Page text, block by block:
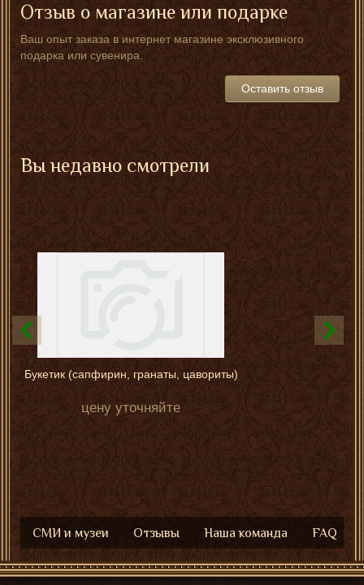
Отзыв о магазине или подарке
Ваш опыт заказа в интернет магазине эксклюзивного
подарка или сувенира.
Оставить отзыв
Вы недавно смотрели
Букетик (сапфирин, гранаты, цавориты)
цену уточняйте
СМИ и музеи Отзывы Наша команда FAQ